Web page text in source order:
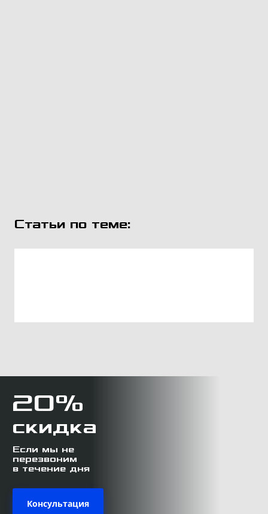
Статьи по теме:
20%
скидка
Если мы не
перезвоним
в течение дня
Консультация